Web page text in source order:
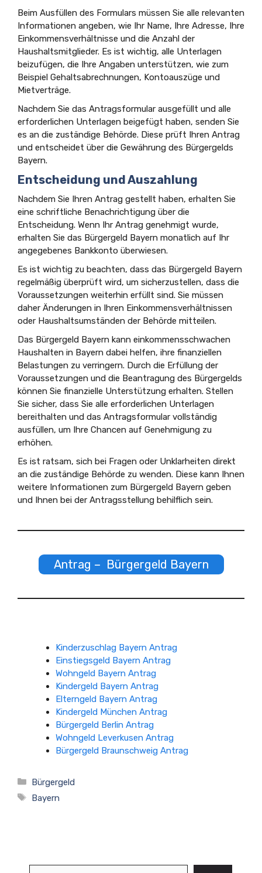
Beim Ausfüllen des Formulars müssen Sie alle relevanten
Informationen angeben, wie Ihr Name, Ihre Adresse, Ihre
Einkommensverhältnisse und die Anzahl der
Haushaltsmitglieder. Es ist wichtig, alle Unterlagen
beizufügen, die Ihre Angaben unterstützen, wie zum
Beispiel Gehaltsabrechnungen, Kontoauszüge und
Mietverträge.
Nachdem Sie das Antragsformular ausgefüllt und alle
erforderlichen Unterlagen beigefügt haben, senden Sie
es an die zuständige Behörde. Diese prüft Ihren Antrag
und entscheidet über die Gewährung des Bürgergelds
Bayern.
Entscheidung und Auszahlung
Nachdem Sie Ihren Antrag gestellt haben, erhalten Sie
eine schriftliche Benachrichtigung über die
Entscheidung. Wenn Ihr Antrag genehmigt wurde,
erhalten Sie das Bürgergeld Bayern monatlich auf Ihr
angegebenes Bankkonto überwiesen.
Es ist wichtig zu beachten, dass das Bürgergeld Bayern
regelmäßig überprüft wird, um sicherzustellen, dass die
Voraussetzungen weiterhin erfüllt sind. Sie müssen
daher Änderungen in Ihren Einkommensverhältnissen
oder Haushaltsumständen der Behörde mitteilen.
Das Bürgergeld Bayern kann einkommensschwachen
Haushalten in Bayern dabei helfen, ihre finanziellen
Belastungen zu verringern. Durch die Erfüllung der
Voraussetzungen und die Beantragung des Bürgergelds
können Sie finanzielle Unterstützung erhalten. Stellen
Sie sicher, dass Sie alle erforderlichen Unterlagen
bereithalten und das Antragsformular vollständig
ausfüllen, um Ihre Chancen auf Genehmigung zu
erhöhen.
Es ist ratsam, sich bei Fragen oder Unklarheiten direkt
an die zuständige Behörde zu wenden. Diese kann Ihnen
weitere Informationen zum Bürgergeld Bayern geben
und Ihnen bei der Antragsstellung behilflich sein.
Antrag – Bürgergeld Bayern
Kinderzuschlag Bayern Antrag
Einstiegsgeld Bayern Antrag
Wohngeld Bayern Antrag
Kindergeld Bayern Antrag
Elterngeld Bayern Antrag
Kindergeld München Antrag
Bürgergeld Berlin Antrag
Wohngeld Leverkusen Antrag
Bürgergeld Braunschweig Antrag
Kategorien
Bürgergeld
Schlagwörter
Bayern